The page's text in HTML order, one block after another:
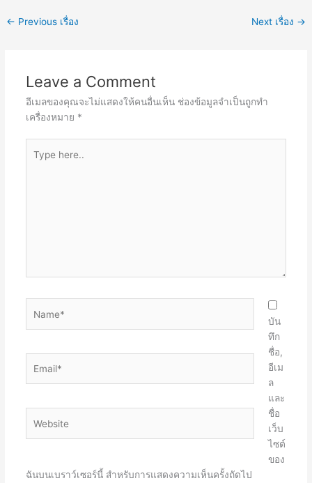
← Previous เรื่อง Next เรื่อง →
Leave a Comment
อีเมลของคุณจะไม่แสดงให้คนอื่นเห็น ช่องข้อมูลจำเป็นถูกทำ
เครื่องหมาย *
here..
บัน
ทึก
ชื่อ,
อีเม
ล
และ
ชื่อ
เว็บ
ไซต์
ของ
ฉันบนเบราว์เซอร์นี้ สำหรับการแสดงความเห็นครั้งถัดไป